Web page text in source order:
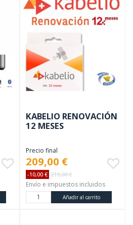
KABELIO RENOVACIÓN
12 MESES
Precio final
209,00 €
-10,00 € 219,00 €
Envío e impuestos incluidos
Añadir al carrito